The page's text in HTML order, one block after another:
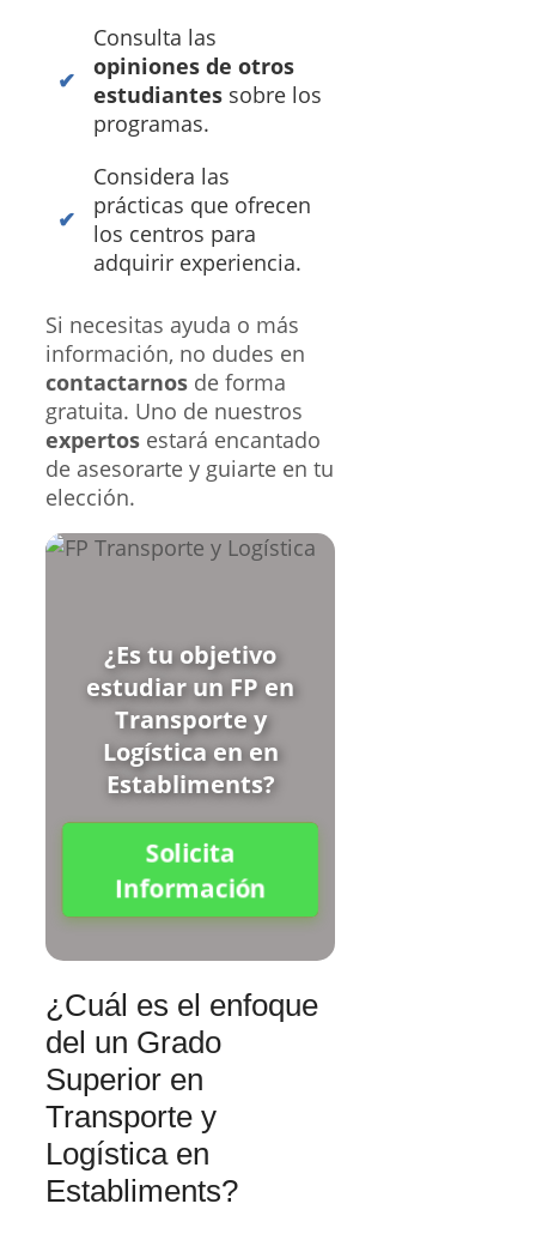
Consulta las
opiniones de otros
estudiantes sobre los
programas.
Considera las
prácticas que ofrecen
los centros para
adquirir experiencia.
Si necesitas ayuda o más
información, no dudes en
contactarnos de forma
gratuita. Uno de nuestros
expertos estará encantado
de asesorarte y guiarte en tu
elección.
¿Es tu objetivo
estudiar un FP en
Transporte y
Logística en en
Establiments?
Solicita
Información
¿Cuál es el enfoque
del un Grado
Superior en
Transporte y
Logística en
Establiments?